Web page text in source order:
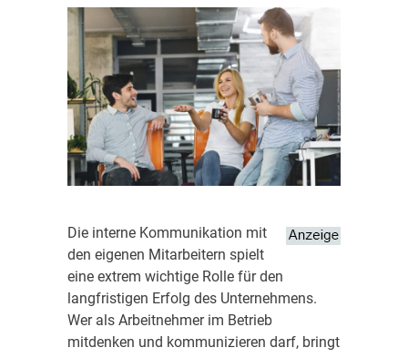
Die interne Kommunikation mit
den eigenen Mitarbeitern spielt
eine extrem wichtige Rolle für den
langfristigen Erfolg des Unternehmens.
Wer als Arbeitnehmer im Betrieb
mitdenken und kommunizieren darf, bringt